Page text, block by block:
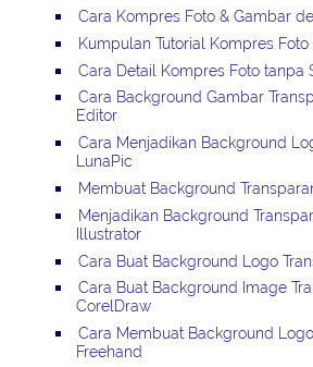
Cara Kompres Foto & Gambar
Kumpulan Tutorial Kompres
Cara Detail Kompres Foto tanpa
Cara Background Gambar
Editor
Cara Menjadikan Background
LunaPic
Membuat Background
Menjadikan Background
Illustrator
Cara Buat Background Logo
Cara Buat Background Image
CorelDraw
Cara Membuat Background
Freehand